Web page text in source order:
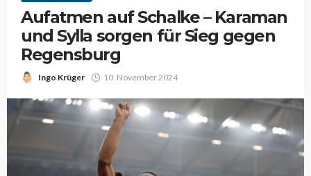
Aufatmen auf Schalke – Karaman
und Sylla sorgen für Sieg gegen
Regensburg
Ingo Krüger 10. November 2024